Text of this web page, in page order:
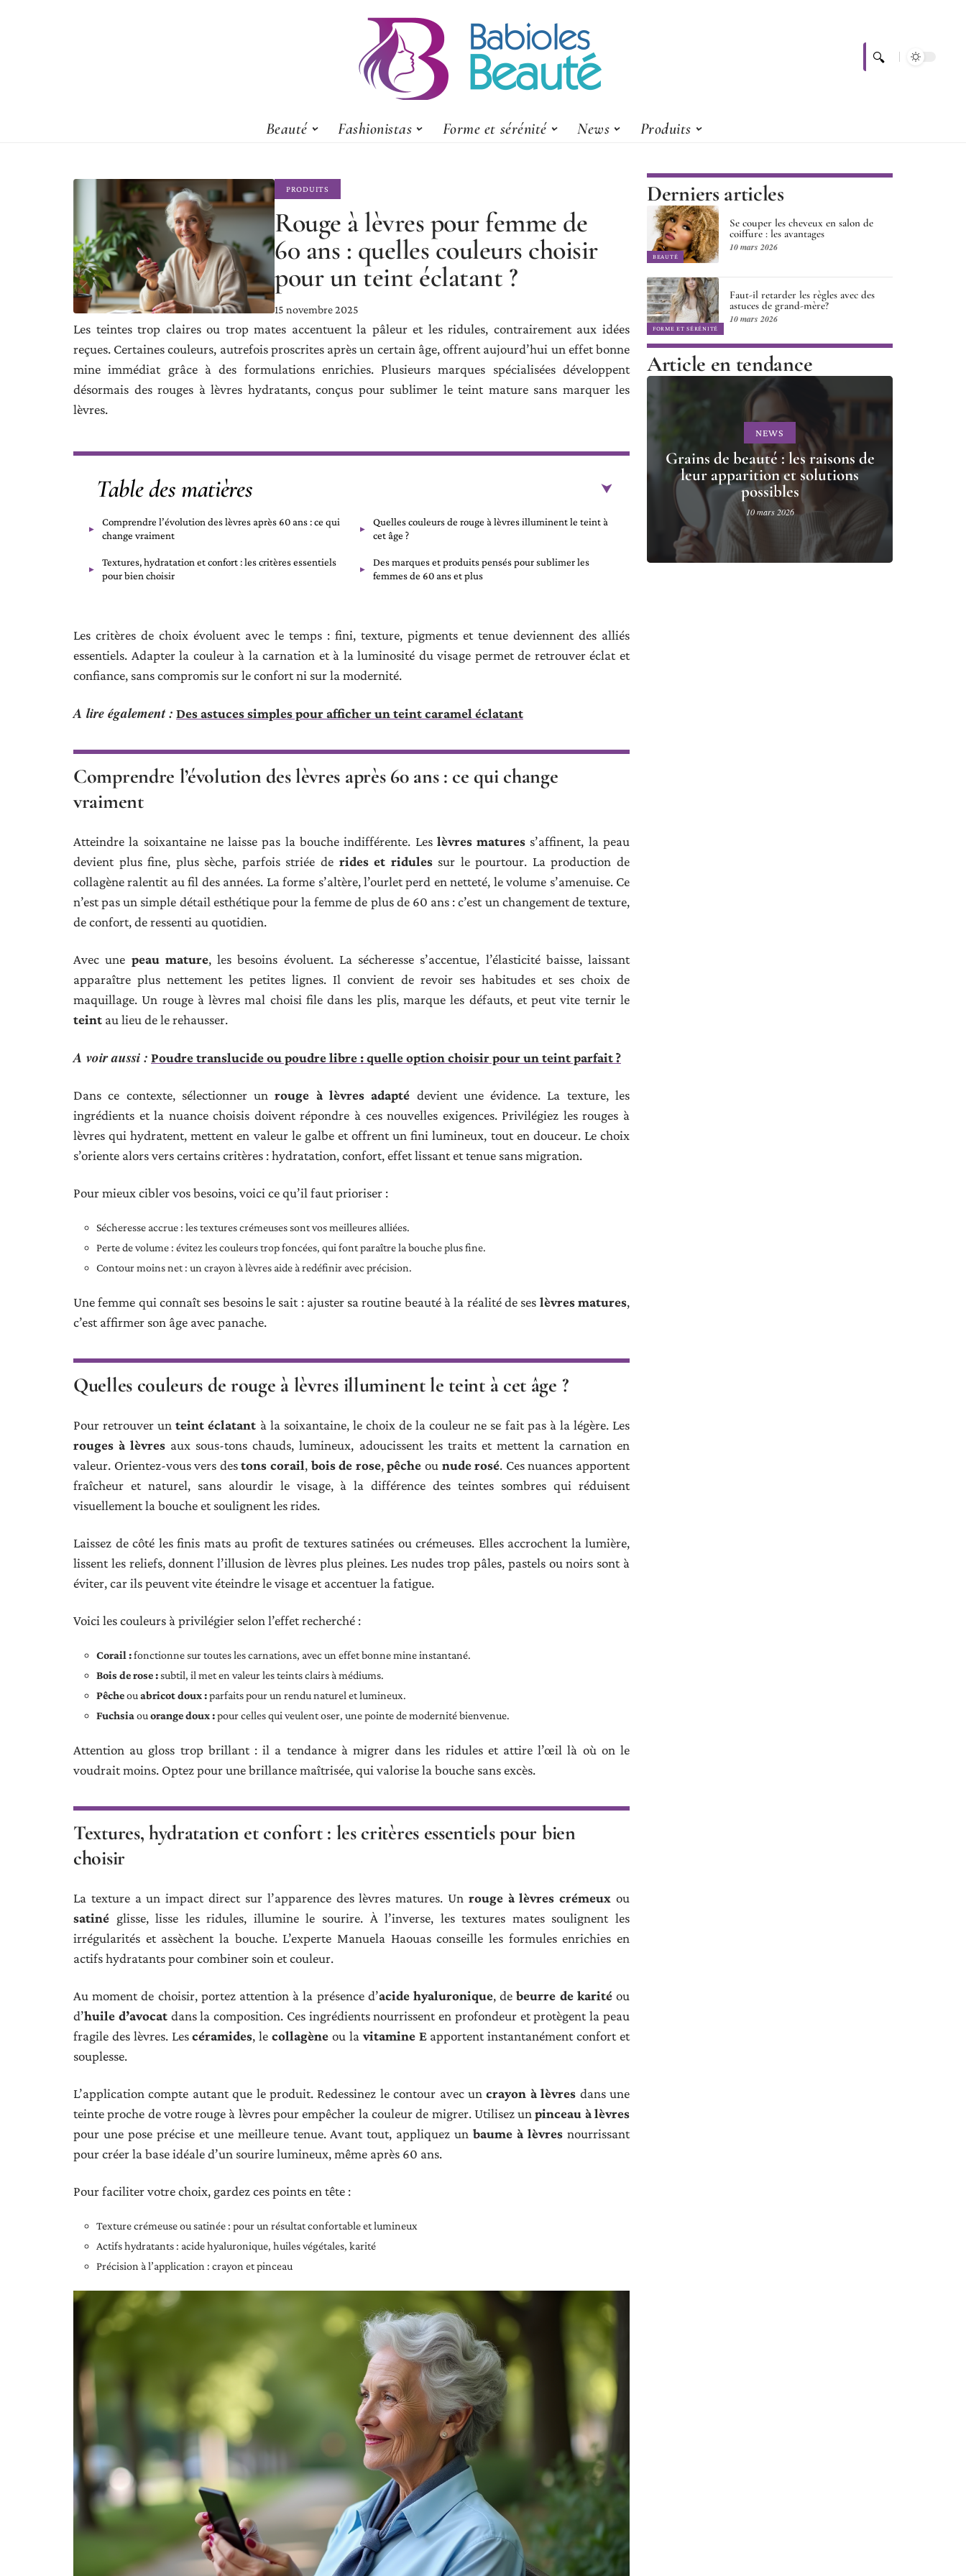
Beauté Fashionistas Forme et sérénité News Produits
PRODUITS
Rouge à lèvres pour femme de
60 ans : quelles couleurs choisir
pour un teint éclatant ?
15 novembre 2025
Les teintes trop claires ou trop mates accentuent la pâleur et les ridules, contrairement aux idées
reçues. Certaines couleurs, autrefois proscrites après un certain âge, offrent aujourd’hui un effet bonne
mine immédiat grâce à des formulations enrichies. Plusieurs marques spécialisées développent
désormais des rouges à lèvres hydratants, conçus pour sublimer le teint mature sans marquer les
lèvres.
Table des matières
Comprendre l’évolution des lèvres après 60 ans : ce qui
change vraiment
Quelles couleurs de rouge à lèvres illuminent le teint à
cet âge ?
Textures, hydratation et confort : les critères essentiels
pour bien choisir
Des marques et produits pensés pour sublimer les
femmes de 60 ans et plus
Les critères de choix évoluent avec le temps : fini, texture, pigments et tenue deviennent des alliés
essentiels. Adapter la couleur à la carnation et à la luminosité du visage permet de retrouver éclat et
confiance, sans compromis sur le confort ni sur la modernité.
A lire également : Des astuces simples pour afficher un teint caramel éclatant
Comprendre l’évolution des lèvres après 60 ans : ce qui change
vraiment
Atteindre la soixantaine ne laisse pas la bouche indifférente. Les lèvres matures s’affinent, la peau
devient plus fine, plus sèche, parfois striée de rides et ridulessur le pourtour. La production de
collagène ralentit au fil des années. La forme s’altère, l’ourlet perd en netteté, le volume s’amenuise. Ce
n’est pas un simple détail esthétique pour la femme de plus de 60 ans : c’est un changement de texture,
de confort, de ressenti au quotidien.
Avec une peau mature, les besoins évoluent. La sécheresse s’accentue, l’élasticité baisse, laissant
apparaître plus nettement les petites lignes. Il convient de revoir ses habitudes et ses choix de
maquillage. Un rouge à lèvres mal choisi file dans les plis, marque les défauts, et peut vite ternir le
teint au lieu de le rehausser.
A voir aussi : Poudre translucide ou poudre libre : quelle option choisir pour un teint parfait ?
Dans ce contexte, sélectionner unrouge à lèvres adapté devient une évidence. La texture, les
ingrédients et la nuance choisis doivent répondre à ces nouvelles exigences. Privilégiez les rouges à
lèvres qui hydratent, mettent en valeur le galbe et offrent un fini lumineux, tout en douceur. Le choix
s’oriente alors vers certains critères : hydratation, confort, effet lissant et tenue sans migration.
Pour mieux cibler vos besoins, voici ce qu’il faut prioriser :
Sécheresse accrue : les textures crémeuses sont vos meilleures alliées.
Perte de volume : évitez les couleurs trop foncées, qui font paraître la bouche plus fine.
Contour moins net : un crayon à lèvres aide à redéfinir avec précision.
Une femme qui connaît ses besoins le sait : ajuster sa routine beauté à la réalité de ses lèvres matures,
c’est affirmer son âge avec panache.
Quelles couleurs de rouge à lèvres illuminent le teint à cet âge ?
Pour retrouver unteint éclatant à la soixantaine, le choix de la couleur ne se fait pas à la légère. Les
rouges à lèvres aux sous-tons chauds, lumineux, adoucissent les traits et mettent la carnation en
valeur. Orientez-vous vers destons corail, bois de rose,pêche ou nude rosé. Ces nuances apportent
fraîcheur et naturel, sans alourdir le visage, à la différence des teintes sombres qui réduisent
visuellement la bouche et soulignent les rides.
Laissez de côté les finis mats au profit de textures satinées ou crémeuses. Elles accrochent la lumière,
lissent les reliefs, donnent l’illusion de lèvres plus pleines. Les nudes trop pâles, pastels ou noirs sont à
éviter, car ils peuvent vite éteindre le visage et accentuer la fatigue.
Voici les couleurs à privilégier selon l’effet recherché :
Corail :fonctionne sur toutes les carnations, avec un effet bonne mine instantané.
Bois de rose :subtil, il met en valeur les teints clairs à médiums.
Pêcheou abricot doux :parfaits pour un rendu naturel et lumineux.
Fuchsiaou orange doux :pour celles qui veulent oser, une pointe de modernité bienvenue.
Attention au gloss trop brillant : il a tendance à migrer dans les ridules et attire l’œil là où on le
voudrait moins. Optez pour une brillance maîtrisée, qui valorise la bouche sans excès.
Textures, hydratation et confort : les critères essentiels pour bien
choisir
La texture a un impact direct sur l’apparence des lèvres matures. Un rouge à lèvres crémeux ou
satiné glisse, lisse les ridules, illumine le sourire. À l’inverse, les textures mates soulignent les
irrégularités et assèchent la bouche. L’experte Manuela Haouas conseille les formules enrichies en
actifs hydratants pour combiner soin et couleur.
Au moment de choisir, portez attention à la présence d’acide hyaluronique, debeurre de karitéou
d’huile d’avocatdans la composition. Ces ingrédients nourrissent en profondeur et protègent la peau
fragile des lèvres. Lescéramides, lecollagène ou la vitamine Eapportent instantanément confort et
souplesse.
L’application compte autant que le produit. Redessinez le contour avec uncrayon à lèvres dans une
teinte proche de votre rouge à lèvres pour empêcher la couleur de migrer. Utilisez unpinceau à lèvres
pour une pose précise et une meilleure tenue. Avant tout, appliquez unbaume à lèvres nourrissant
pour créer la base idéale d’un sourire lumineux, même après 60 ans.
Pour faciliter votre choix, gardez ces points en tête :
Texture crémeuse ou satinée : pour un résultat confortable et lumineux
Actifs hydratants : acide hyaluronique, huiles végétales, karité
Précision à l’application : crayon et pinceau
Derniers articles
BEAUTÉ
Se couper les cheveux en salon de
coiffure : les avantages
10 mars 2026
FORME ET SÉRÉNITÉ
Faut-il retarder les règles avec des
astuces de grand-mère?
10 mars 2026
Article en tendance
NEWS
Grains de beauté : les raisons de
leur apparition et solutions
possibles
10 mars 2026